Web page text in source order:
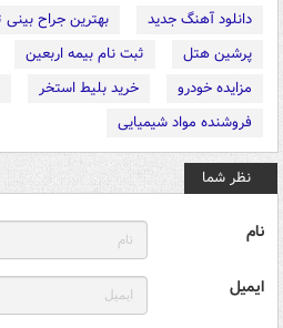
دانلود آهنگ جدید
بهترین جراح
پرشین هتل
ثبت نام بیمه اربعین
مزایده خودرو
خرید بلیط استخر
فروشنده مواد شیمیایی
نظر شما
نام
ایمیل